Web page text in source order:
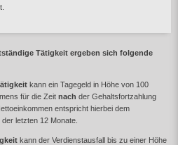
Tätigkeit ergeben sich folgende
kann ein Tagegeld in Höhe von 100
für die Zeit nach der Gehaltsfortzahlung
entspricht hierbei dem
letzten 12 Monate.
kann der Verdienstausfall bis zu einer Höhe